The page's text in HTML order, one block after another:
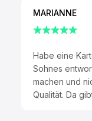
MARIANNE
Habe eine
Sohnes
machen und
Qualität. Da